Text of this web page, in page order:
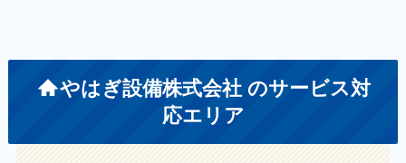
やはぎ設備株式会社 のサービス対
応エリア